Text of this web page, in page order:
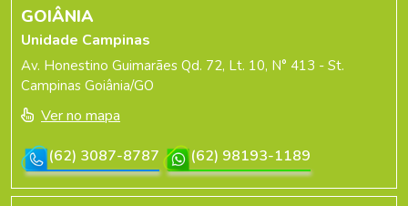
GOIÂNIA
Unidade Campinas
Av. Honestino Guimarães Qd. 72, Lt. 10, N° 413 - St.
Campinas Goiânia/GO
Ver no mapa
(62) 3087-8787
(62) 98193-1189